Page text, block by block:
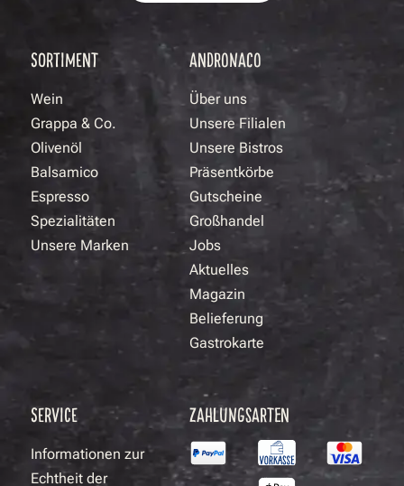
SORTIMENT
Wein
Grappa & Co.
Olivenöl
Balsamico
Espresso
Spezialitäten
Unsere Marken
ANDRONACO
Über uns
Unsere Filialen
Unsere Bistros
Präsentkörbe
Gutscheine
Großhandel
Jobs
Aktuelles
Magazin
Belieferung
Gastrokarte
SERVICE
Informationen zur
Echtheit der
ZAHLUNGSARTEN